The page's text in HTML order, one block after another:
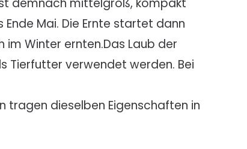
Mai. Die Ernte startet dann
im Winter ernten.Das Laub der
Tierfutter verwendet werden. Bei
tragen dieselben Eigenschaften in